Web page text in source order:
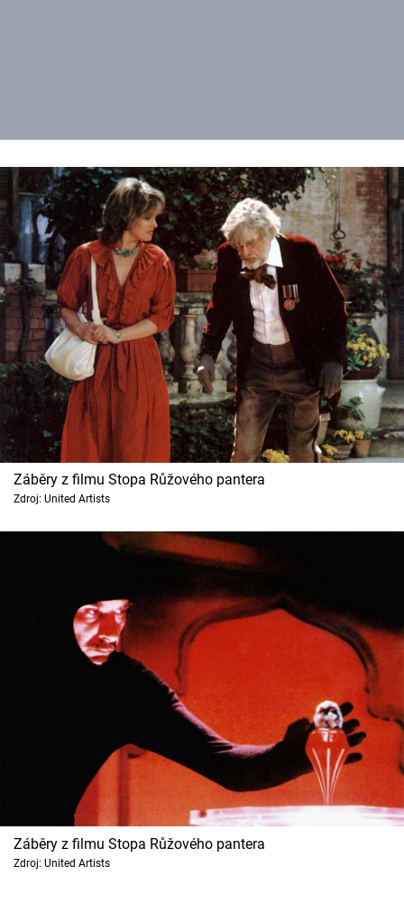
Záběry z filmu Stopa Růžového pantera
Zdroj: United Artists
Záběry z filmu Stopa Růžového pantera
Zdroj: United Artists